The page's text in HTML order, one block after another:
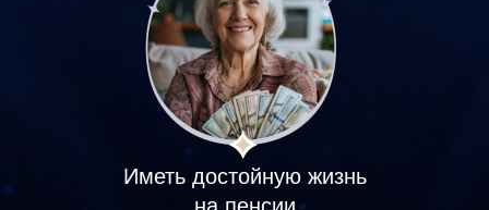
Иметь достойную жизнь